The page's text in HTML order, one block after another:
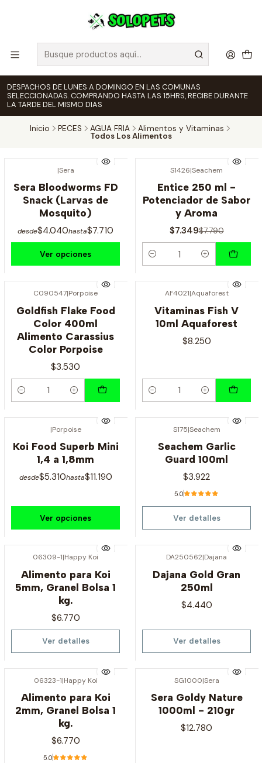
DESPACHOS DE LUNES A DOMINGO EN LAS COMUNAS
SELECCIONADAS. COMPRANDO HASTA LAS 15HRS, RECIBE DURANTE
LA TARDE DEL MISMO DIAS
Inicio PECES AGUA FRIA Alimentos y Vitaminas
Todos Los Alimentos
|Sera
Sera Bloodworms FD
Snack (Larvas de
Mosquito)
desde$4.040hasta$7.710
Ver opciones
S1426|Seachem
Entice 250 ml -
Potenciador de Sabor
y Aroma
$7.349$7.790
Cantidad
C090547|Porpoise
Goldfish Flake Food
Color 400ml
Alimento Carassius
Color Porpoise
$3.530
Cantidad
AF4021|Aquaforest
Vitaminas Fish V
10ml Aquaforest
$8.250
Cantidad
|Porpoise
Koi Food Superb Mini
1,4 a 1,8mm
desde$5.310hasta$11.190
Ver opciones
S175|Seachem
Seachem Garlic
Guard 100ml
$3.922
5.0
Ver detalles
06309-1|Happy Koi
Alimento para Koi
5mm, Granel Bolsa 1
kg.
$6.770
Ver detalles
DA250562|Dajana
Dajana Gold Gran
250ml
$4.440
Ver detalles
06323-1|Happy Koi
Alimento para Koi
2mm, Granel Bolsa 1
kg.
$6.770
5.0
SG1000|Sera
Sera Goldy Nature
1000ml - 210gr
$12.780